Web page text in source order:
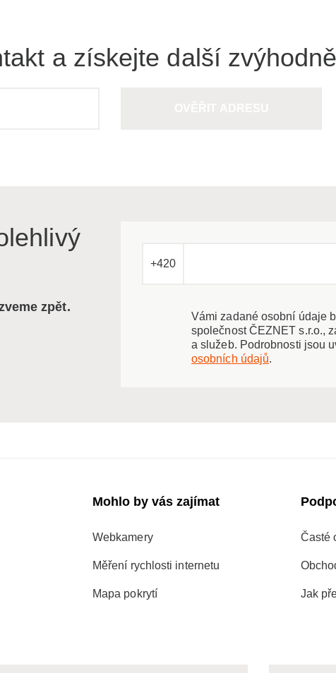
a získejte další
zpět.
+420
Vámi zadané osobní údaje
společnost ČEZNET s.r.o.,
a služeb. Podrobnosti jsou
osobních údajů.
Mohlo by vás zajímat
Webkamery
Měření rychlosti internetu
Mapa pokrytí
Časté
Jak